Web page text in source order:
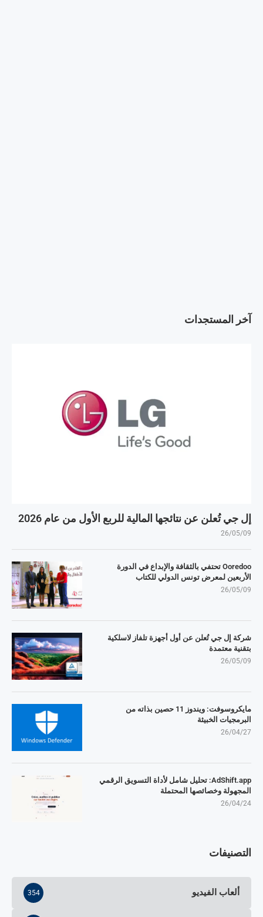
آخر المستجدات
إل جي تُعلن عن نتائجها المالية للربع الأول من عام 2026
26/05/09
Ooredoo تحتفي بالثقافة والإبداع في الدورة
الأربعين لمعرض تونس الدولي للكتاب
26/05/09
شركة إل جي تُعلن عن أول أجهزة تلفاز لاسلكية
بتقنية معتمدة
26/05/09
مايكروسوفت: ويندوز 11 حصين بذاته من
البرمجيات الخبيثة
26/04/27
AdShift.app: تحليل شامل لأداة التسويق الرقمي
المجهولة وخصائصها المحتملة
26/04/24
التصنيفات
ألعاب الفيديو 354